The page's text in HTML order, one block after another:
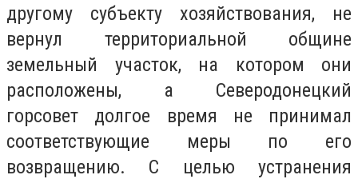
другому субъекту хозяйствования, не
вернул территориальной общине
земельный участок, на котором они
расположены, а Северодонецкий
горсовет долгое время не принимал
соответствующие меры по его
возвращению. С целью устранения